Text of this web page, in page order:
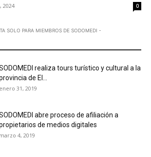
2024 0
SOLO PARA MIEMBROS DE SODOMEDI -
realiza tours turístico y cultural a la
de El...
enero 31, 2019
abre proceso de afiliación a
de medios digitales
marzo 4, 2019